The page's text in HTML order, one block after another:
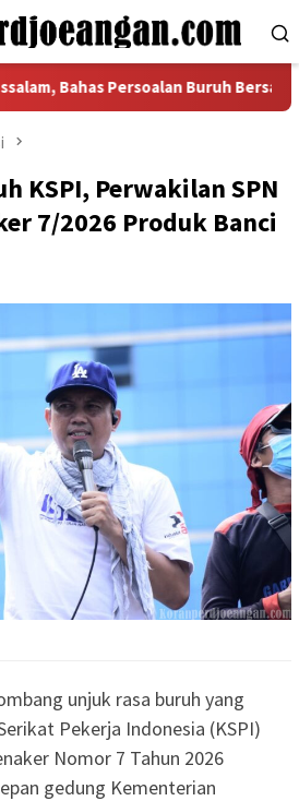
Persoalan Buruh Bersama Wali
KSPI, Perwakilan SPN
7/2026 Produk Banci
unjuk rasa buruh yang
Pekerja Indonesia (KSPI)
Nomor 7 Tahun 2026
gedung Kementerian